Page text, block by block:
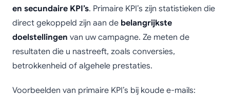
en secundaire KPI’s. Primaire KPI’s zijn statistieken die
direct gekoppeld zijn aan de belangrijkste
doelstellingen van uw campagne. Ze meten de
resultaten die u nastreeft, zoals conversies,
betrokkenheid of algehele prestaties.
Voorbeelden van primaire KPI’s bij koude e-mails: